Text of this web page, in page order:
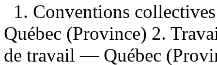
1. Conventions
Québec (Province) 2.
de travail — Québec